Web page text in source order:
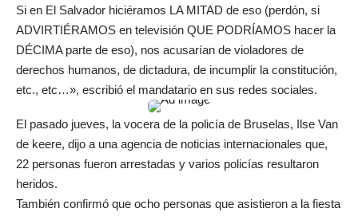
Si en El Salvador hiciéramos LA MITAD de eso (perdón, si
ADVIRTIÉRAMOS en televisión QUE PODRÍAMOS hacer la
DÉCIMA parte de eso), nos acusarían de violadores de
derechos humanos, de dictadura, de incumplir la constitución,
etc., etc…», escribió el mandatario en sus redes sociales.
El pasado jueves, la vocera de la policía de Bruselas, Ilse Van
de keere, dijo a una agencia de noticias internacionales que,
22 personas fueron arrestadas y varios policías resultaron
heridos.
También confirmó que ocho personas que asistieron a la fiesta